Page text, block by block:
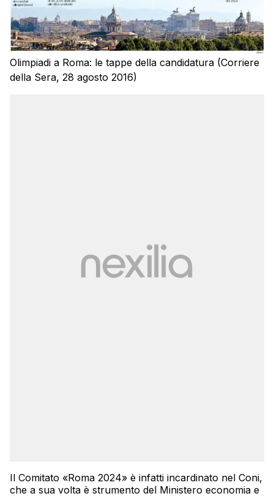
Olimpiadi a Roma: le tappe della candidatura (Corriere
della Sera, 28 agosto 2016)
Il Comitato «Roma 2024» è infatti incardinato nel Coni,
che a sua volta è strumento del Ministero economia e